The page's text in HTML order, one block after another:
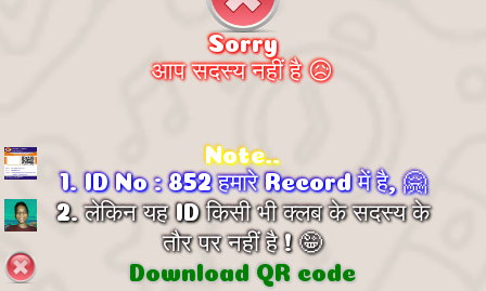
Sorry
आप सदस्य नहीं है 😥
Note..
1. ID No : 852 हमारे Record में है, 🤗
2. लेकिन यह ID किसी भी क्लब के सदस्य के
तौर पर नहीं है ! 🤪
Download QR code